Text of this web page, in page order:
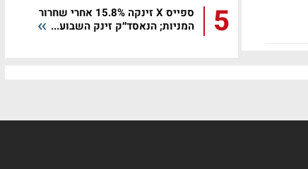
5
ספייס X זינקה 15.8% אחרי שחרור
המניות; הנאסד״ק זינק השבוע...